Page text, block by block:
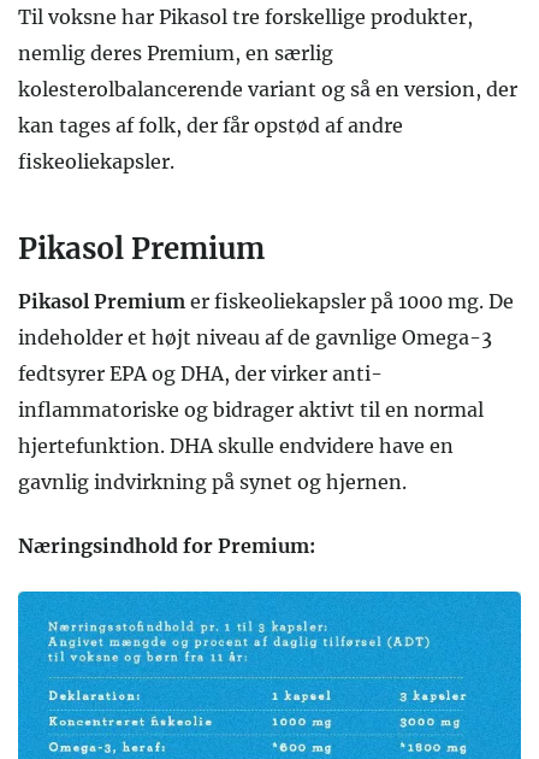
Til voksne har Pikasol tre forskellige produkter,
nemlig deres Premium, en særlig
kolesterolbalancerende variant og så en version, der
kan tages af folk, der får opstød af andre
fiskeoliekapsler.
Pikasol Premium
Pikasol Premium er fiskeoliekapsler på 1000 mg. De
indeholder et højt niveau af de gavnlige Omega-3
fedtsyrer EPA og DHA, der virker anti-
inflammatoriske og bidrager aktivt til en normal
hjertefunktion. DHA skulle endvidere have en
gavnlig indvirkning på synet og hjernen.
Næringsindhold for Premium: